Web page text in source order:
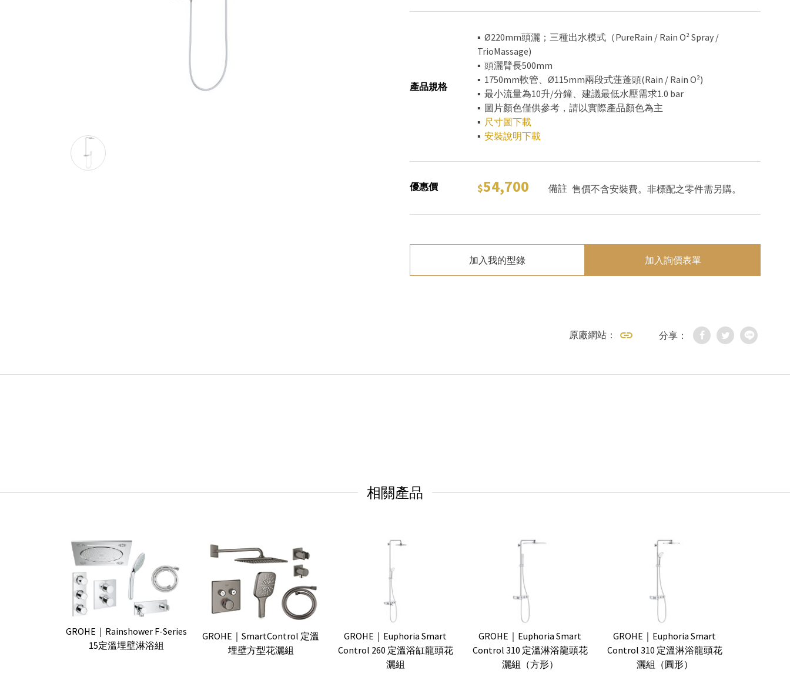
產品規格
▪ Ø220mm頭灑；三種出水模式（PureRain / Rain O² Spray /
TrioMassage)
▪ 頭灑臂長500mm
▪ 1750mm軟管、Ø115mm兩段式蓮蓬頭(Rain / Rain O²)
▪ 最小流量為10升/分鐘、建議最低水壓需求1.0 bar
▪ 圖片顏色僅供參考，請以實際產品顏色為主
▪ 尺寸圖下載
▪ 安裝說明下載
優惠價 54,700 備註 售價不含安裝費。非標配之零件需另購。
加入我的型錄 加入詢價表單
原廠網站： 分享：
相關產品
GROHE｜Rainshower F-Series
15定溫埋壁淋浴組
GROHE｜SmartControl 定溫
埋壁方型花灑組
GROHE｜Euphoria Smart
Control 260 定溫浴缸龍頭花
灑組
GROHE｜Euphoria Smart
Control 310 定溫淋浴龍頭花
灑組（方形）
GROHE｜Euphoria Smart
Control 310 定溫淋浴龍頭花
灑組（圓形）